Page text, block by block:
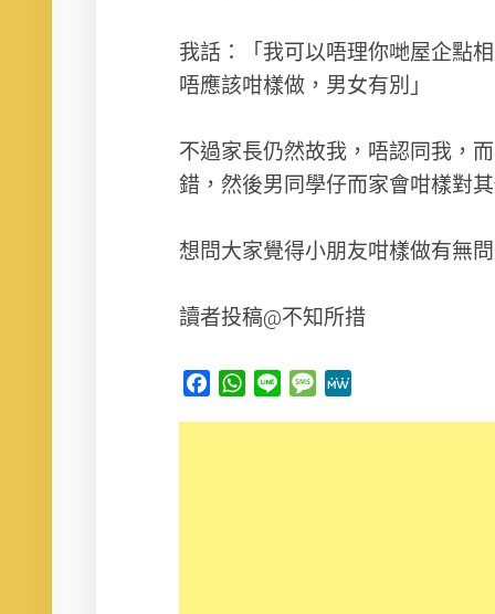
我話：「我可以唔理你哋屋企點
唔應該咁樣做，男女有別」
不過家長仍然故我，唔認同我，
錯，然後男同學仔而家會咁樣對
想問大家覺得小朋友咁樣做有無
讀者投稿@不知所措
FacebookWhatsApp
Line Message